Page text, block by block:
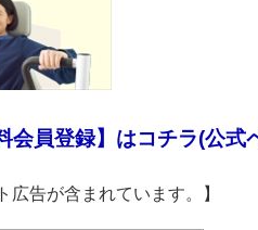
会員登録】はコチラ(公式
広告が含まれています。】